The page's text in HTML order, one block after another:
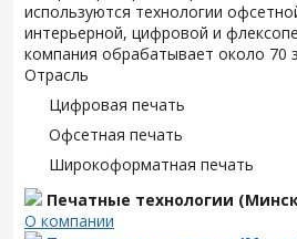
используются технологии
интерьерной, цифровой и
компания обрабатывает около 70
Отрасль
Цифровая печать
Офсетная печать
Широкоформатная печать
Печатные технологии
О компании